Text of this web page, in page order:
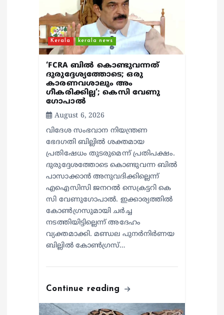
Kerala kerala news
‘FCRA ബിൽ കൊണ്ടുവന്നത്
ദുരുദ്ദേശ്യത്തോടെ; ഒരു
കാരണവശാലും അം​
ഗീകരിക്കില്ല’; കെസി വേണു​
ഗോപാൽ
August 6, 2026
വിദേശ സംഭവാന നിയന്ത്രണ
ഭേദഗതി ബില്ലിൽ ശക്തമായ
പ്രതിഷേധം തുടരുമെന്ന് പ്രതിപക്ഷം.
ദുരുദ്ദേശത്തോടെ കൊണ്ടുവന്ന ബിൽ
പാസാക്കാൻ അനുവദിക്കില്ലെന്ന്
എഐസിസി ജനറൽ സെക്രട്ടറി കെ
സി വേണുഗോപാൽ. ഇക്കാര്യത്തിൽ
കോൺഗ്രസുമായി ചർച്ച
നടത്തിയിട്ടില്ലെന്ന് അദേഹം
വ്യക്തമാക്കി. മണ്ഡല പുനർനിർണയ
ബില്ലിൽ കോൺഗ്രസ്…
Continue reading